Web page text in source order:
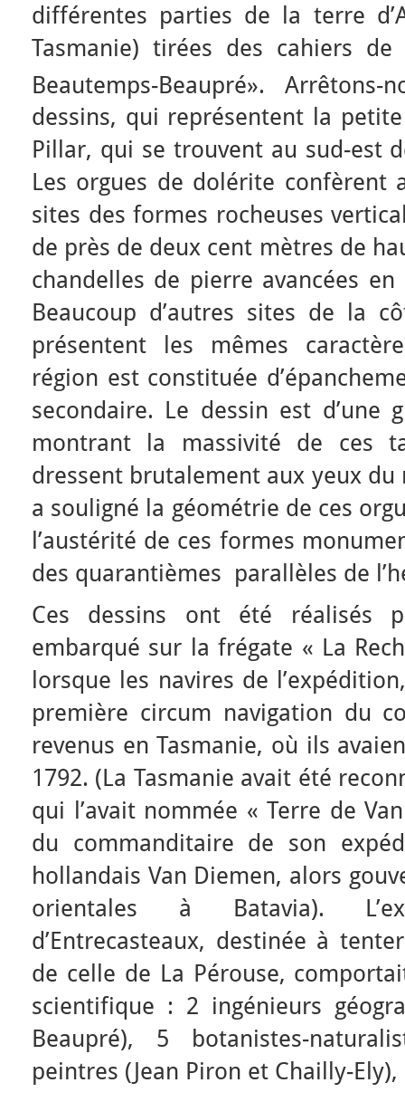
différentes parties de la terre
Tasmanie) tirées des cahiers de
Beautemps-Beaupré».
dessins, qui représentent la
Pillar, qui se trouvent au sud-est
Les orgues de dolérite confèrent
sites des formes rocheuses
de près de deux cent mètres de
chandelles de pierre avancées
Beaucoup d’autres sites de la
présentent les mêmes
région est constituée
secondaire. Le dessin est d’une
montrant la massivité de ces
dressent brutalement aux yeux du
a souligné la géométrie de ces
l’austérité de ces formes
des quarantièmes parallèles de
Ces dessins ont été réalisés
embarqué sur la frégate « La
lorsque les navires de
première circum navigation du
revenus en Tasmanie, où ils
1792. (La Tasmanie avait été
qui l’avait nommée « Terre de
du commanditaire de son
hollandais Van Diemen, alors
orientales à Batavia).
d’Entrecasteaux, destinée à
de celle de La Pérouse,
scientifique : 2 ingénieurs
Beaupré), 5 botanistes-
peintres (Jean Piron et Chailly-